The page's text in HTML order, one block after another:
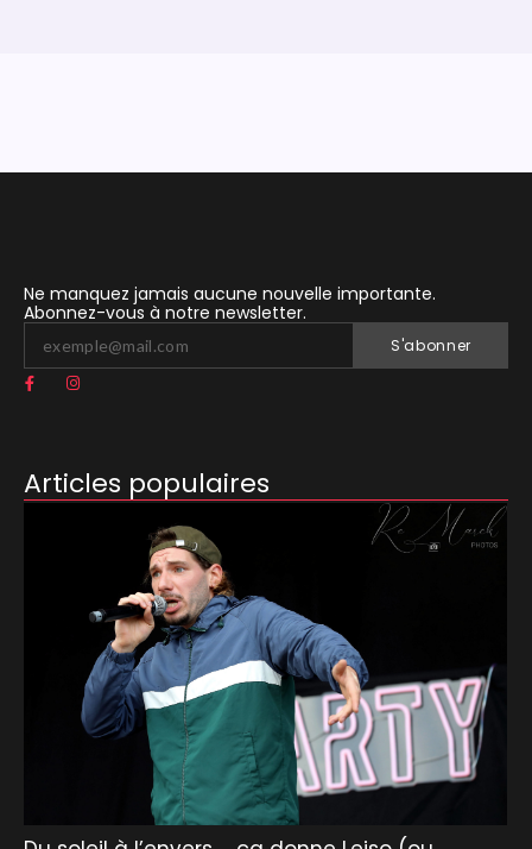
Ne manquez jamais aucune nouvelle importante.
Abonnez-vous à notre newsletter.
S'abonner
Articles populaires